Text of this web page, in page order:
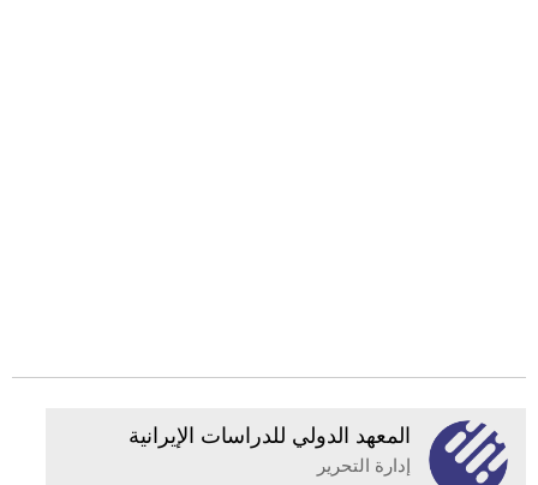
المعهد الدولي للدراسات الإيرانية
إدارة التحرير